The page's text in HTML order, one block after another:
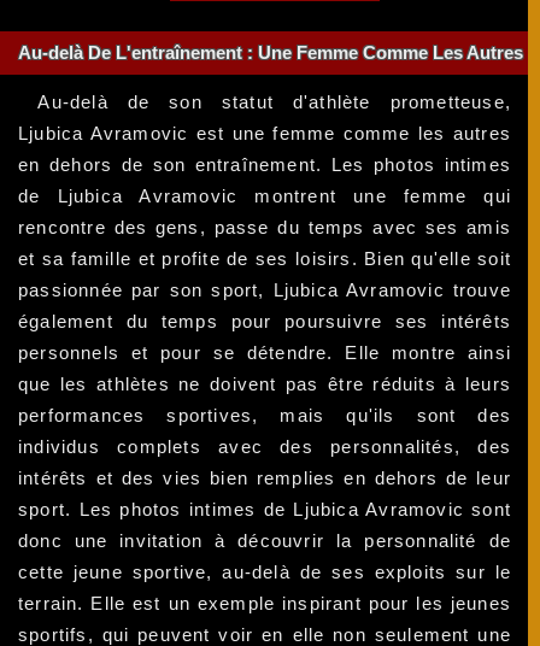
Au-delà De L'entraînement : Une Femme Comme Les Autres
Au-delà de son statut d'athlète prometteuse,
Ljubica Avramovic est une femme comme les autres
en dehors de son entraînement. Les photos intimes
de Ljubica Avramovic montrent une femme qui
rencontre des gens, passe du temps avec ses amis
et sa famille et profite de ses loisirs. Bien qu'elle soit
passionnée par son sport, Ljubica Avramovic trouve
également du temps pour poursuivre ses intérêts
personnels et pour se détendre. Elle montre ainsi
que les athlètes ne doivent pas être réduits à leurs
performances sportives, mais qu'ils sont des
individus complets avec des personnalités, des
intérêts et des vies bien remplies en dehors de leur
sport. Les photos intimes de Ljubica Avramovic sont
donc une invitation à découvrir la personnalité de
cette jeune sportive, au-delà de ses exploits sur le
terrain. Elle est un exemple inspirant pour les jeunes
sportifs, qui peuvent voir en elle non seulement une